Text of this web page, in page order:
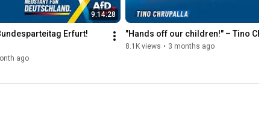
9:14:28
Erfurt!
ago
"Hands off our children!" – Tino
8.1K views • 3 months ago